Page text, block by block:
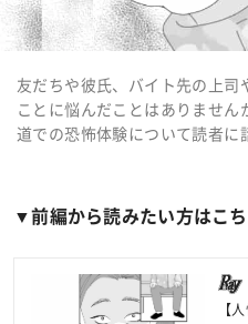
友だちや彼氏、バイト先の上
ことに悩んだことはありませ
道での恐怖体験について読者に
▼前編から読みたい方はこ
【